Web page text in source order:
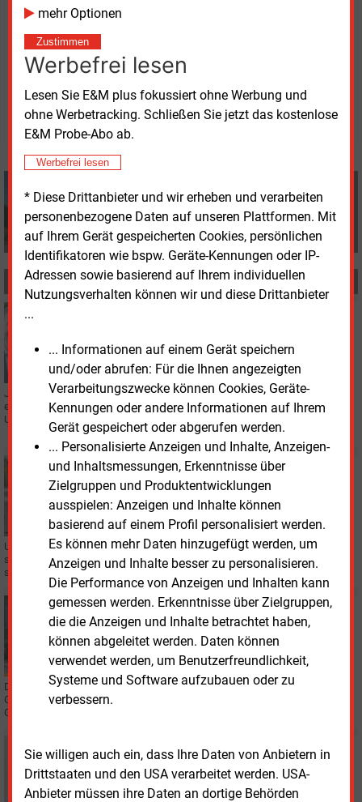
mehr Optionen
Zustimmen
Werbefrei lesen
Lesen Sie E&M plus fokussiert ohne Werbung und
ohne Werbetracking. Schließen Sie jetzt das kostenlose
E&M Probe-Abo ab.
Werbefrei lesen
* Diese Drittanbieter und wir erheben und verarbeiten
personenbezogene Daten auf unseren Plattformen. Mit
auf Ihrem Gerät gespeicherten Cookies, persönlichen
Identifikatoren wie bspw. Geräte-Kennungen oder IP-
Adressen sowie basierend auf Ihrem individuellen
Nutzungsverhalten können wir und diese Drittanbieter
...
... Informationen auf einem Gerät speichern
und/oder abrufen: Für die Ihnen angezeigten
Verarbeitungszwecke können Cookies, Geräte-
Kennungen oder andere Informationen auf Ihrem
Gerät gespeichert oder abgerufen werden.
... Personalisierte Anzeigen und Inhalte, Anzeigen-
und Inhaltsmessungen, Erkenntnisse über
Zielgruppen und Produktentwicklungen
ausspielen: Anzeigen und Inhalte können
basierend auf einem Profil personalisiert werden.
Es können mehr Daten hinzugefügt werden, um
Anzeigen und Inhalte besser zu personalisieren.
Die Performance von Anzeigen und Inhalten kann
gemessen werden. Erkenntnisse über Zielgruppen,
die die Anzeigen und Inhalte betrachtet haben,
können abgeleitet werden. Daten können
verwendet werden, um Benutzerfreundlichkeit,
Systeme und Software aufzubauen oder zu
verbessern.
Sie willigen auch ein, dass Ihre Daten von Anbietern in
Drittstaaten und den USA verarbeitet werden. USA-
Anbieter müssen ihre Daten an dortige Behörden
seinen Entschluss informiert.
Montag, 2.12.2024, 15:57 Uhr
Volker Stephan
© 2026 Energie & Management GmbH
+49 (0) 8152 9311 0
info@energie-und-management.de
MEHR ZUM THEMA
Neue Vorständin bei Enni in Moers
Julia Kaufmann tritt als Vorständin bei der Enni Stadt & Service Niederrhein
ein und wird zugleich Geschäftsführerin der Energietochter Enni Energie &
Umwelt Niederrhein.
Montag, 10.11.2025, 12:20
STROMSPEICHER
Enni hat bereits zweite Großbatterie in Auftrag
gegeben
Und der zweite folgt sogleich: Die Enni, Versorger aus Moers am Niederrhein,
schließt im Januar den ersten Großspeicher an. Eine noch stärkere Batterie
soll binnen zwölf Monaten folgen.
Donnerstag, 28.08.2025, 13:25
BETEILIGUNG
Die Enni arrondiert ihr Gasnetz
Die Gelsenwasser AG reicht das Eigentum am Erdgasnetz der NRW-
Gemeinde Rheurdt weiter an die Enni. Im Gegenzug erhöhen die
Gelsenkirchener den Anteil am Moerser Versorger.
BILANZ
Gelsenwasser-Ergebnis sinkt geringer als geplant